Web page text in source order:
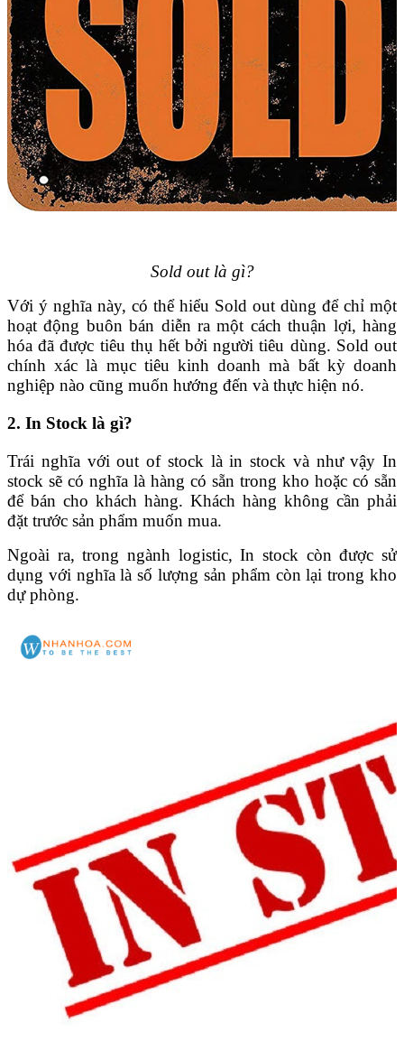
Sold out là gì?
Với ý nghĩa này, có thể hiểu Sold out dùng để chỉ một
hoạt động buôn bán diễn ra một cách thuận lợi, hàng
hóa đã được tiêu thụ hết bởi người tiêu dùng. Sold out
chính xác là mục tiêu kinh doanh mà bất kỳ doanh
nghiệp nào cũng muốn hướng đến và thực hiện nó.
2. In Stock là gì?
Trái nghĩa với out of stock là in stock và như vậy In
stock sẽ có nghĩa là hàng có sẵn trong kho hoặc có sẵn
để bán cho khách hàng. Khách hàng không cần phải
đặt trước sản phẩm muốn mua.
Ngoài ra, trong ngành logistic, In stock còn được sử
dụng với nghĩa là số lượng sản phẩm còn lại trong kho
dự phòng.